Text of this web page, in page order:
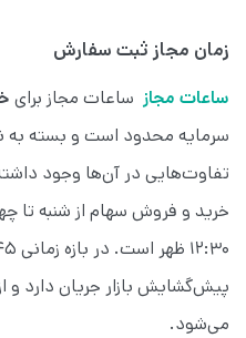
زمان مجاز ثبت سفارش
ساعات مجاز ساعات مجاز برای
سرمایه محدود است و بسته به
تفاوت‌هایی در آن‌ها وجود
می‌شود.